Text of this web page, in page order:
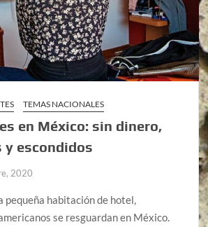
TEMAS NACIONALES
en México: sin dinero,
y escondidos
2020
pequeña habitación de hotel,
se resguardan en México.